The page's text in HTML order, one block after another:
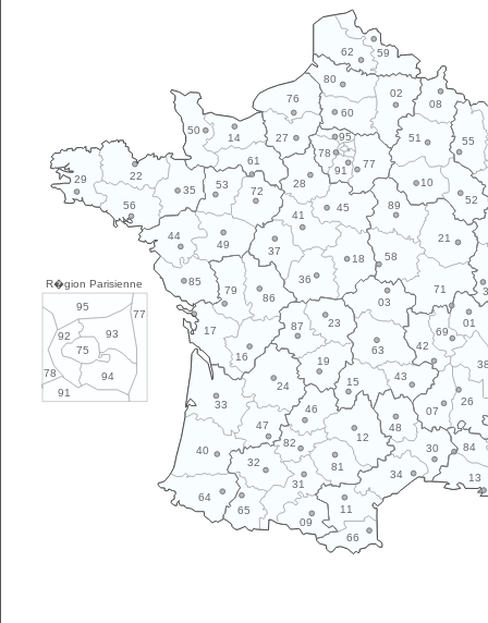
R�gion Parisienne
77
78
91
95
93
75
94
92
10
11
12
13
14
15
16
17
18
19
21
22
23
24
26
27
28
29
30
31
32
33
34
35
36
37
40
41
42
43
44
45
46
47
48
49
50
51
52
53
55
56
58
59
60
61
62
63
64
65
66
69
01
02
03
07
08
09
71
72
76
77
78
79
80
81
82 84
85
86
87
89
91
95